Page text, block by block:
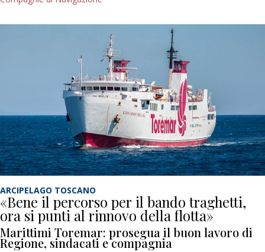
ARCIPELAGO TOSCANO
«Bene il percorso per il bando traghetti,
ora si punti al rinnovo della flotta»
Marittimi Toremar: prosegua il buon lavoro di
Regione, sindacati e compagnia